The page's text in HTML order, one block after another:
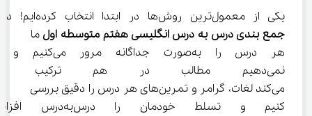
یکی از معمول‌ترین روش‌ها در ابتدا انتخاب کرده‌ایم! در
جمع بندی درس به درس انگلیسی هفتم متوسطه اول ما
هر درس را به‌صورت جداگانه
نمی‌دهیم مطالب در هم
می‌کند لغات، گرامر و تمرین‌های هر درس را دقیق بررسی
کنیم و تسلط خودمان